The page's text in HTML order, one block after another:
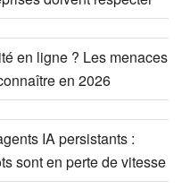
en ligne ? Les menaces
en 2026
IA persistants :
sont en perte de vitesse